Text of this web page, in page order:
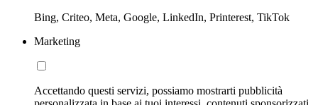
Bing, Criteo, Meta, Google, LinkedIn, Printerest, TikTok
Marketing
Accettando questi servizi, possiamo mostrarti pubblicità